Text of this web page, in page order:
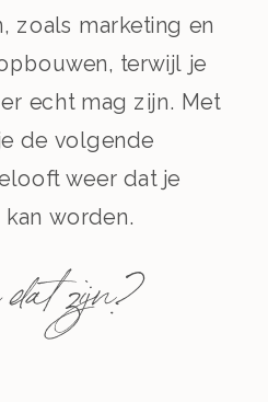
zoals marketing en
terwijl je
echt mag zijn. Met
de volgende
weer dat je
worden.
zijn?